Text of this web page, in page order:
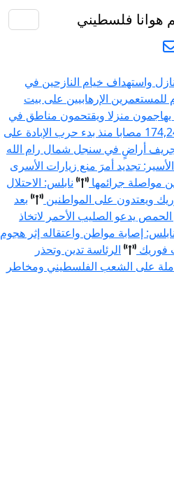
هوانا فلسطيني
واستهداف خيام النازحين في
الإرهابيين على بيت
منزلا ويقتحمون مناطق في
73,384 شهيدا و174,242 مصابا منذ بدء حرب الإبادة على
أراضٍ في سنجل شمال رام الله
تجديد أمرَ منع زيارات الأسرى
مواصلة جرائمها
نابلس: الاحتلال
ويعتدون على المواطنين
بعد
الحمص يدعو الصليب الأحمر لاتخاذ
نابلس: إصابة مواطن واعتقاله إثر هجوم
فوريك
الرئاسة تدين وتحذر
على الشعب الفلسطيني ومخاطر